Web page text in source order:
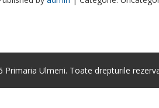
Primaria Ulmeni. Toate drepturile